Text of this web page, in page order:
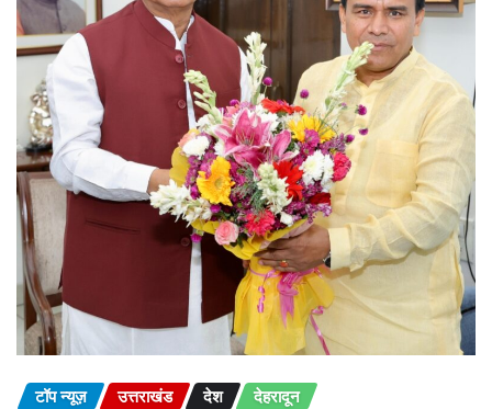
टॉप न्यूज़ उत्तराखंड देश देहरादून